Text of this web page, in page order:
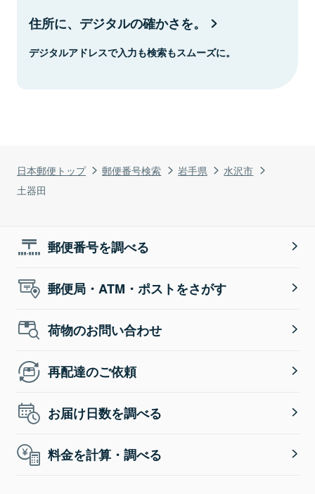
日本郵便トップ 郵便番号検索 岩手県
水沢市
土器田
住所に、デジタルの確かさを。
デジタルアドレスで入力も検索もスムーズに。
郵便番号を調べる
郵便局・ATM・ポストをさがす
荷物のお問い合わせ
再配達のご依頼
お届け日数を調べる
料金を計算・調べる